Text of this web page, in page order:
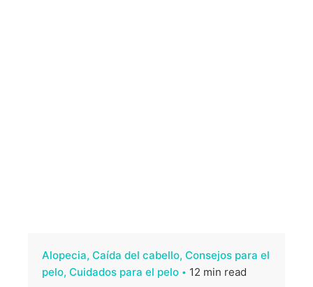
Alopecia Caída del cabello Consejos para el
pelo Cuidados para el pelo 12 min read